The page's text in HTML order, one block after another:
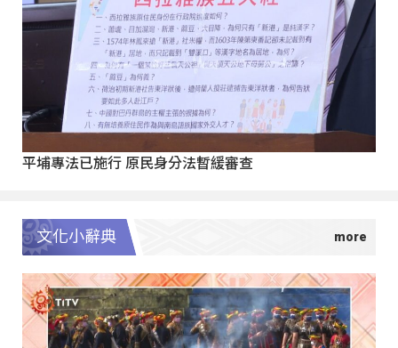
平埔專法已施行 原民身分法暫緩審查
文化小辭典